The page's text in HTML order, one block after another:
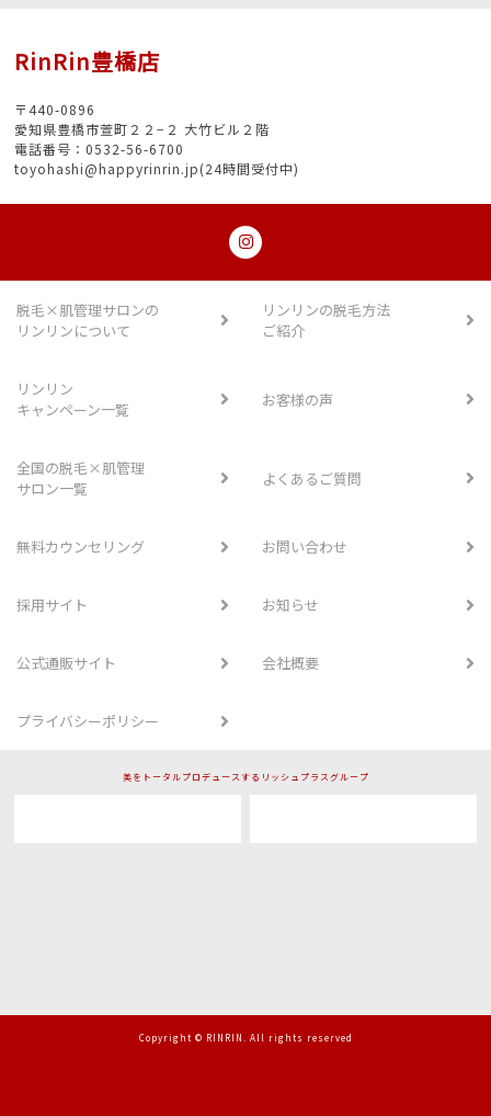
RinRin豊橋店
〒440-0896
愛知県豊橋市萱町２２−２ 大竹ビル２階
電話番号：0532-56-6700
toyohashi@happyrinrin.jp(24時間受付中)
脱毛×肌管理サロンの
リンリンについて
リンリンの脱毛方法
ご紹介
リンリン
キャンペーン一覧
お客様の声
全国の脱毛×肌管理
サロン一覧
よくあるご質問
無料カウンセリング お問い合わせ
採用サイト お知らせ
公式通販サイト 会社概要
プライバシーポリシー
美をトータルプロデュースするリッシュプラスグループ
Copyright © RINRIN. All rights reserved